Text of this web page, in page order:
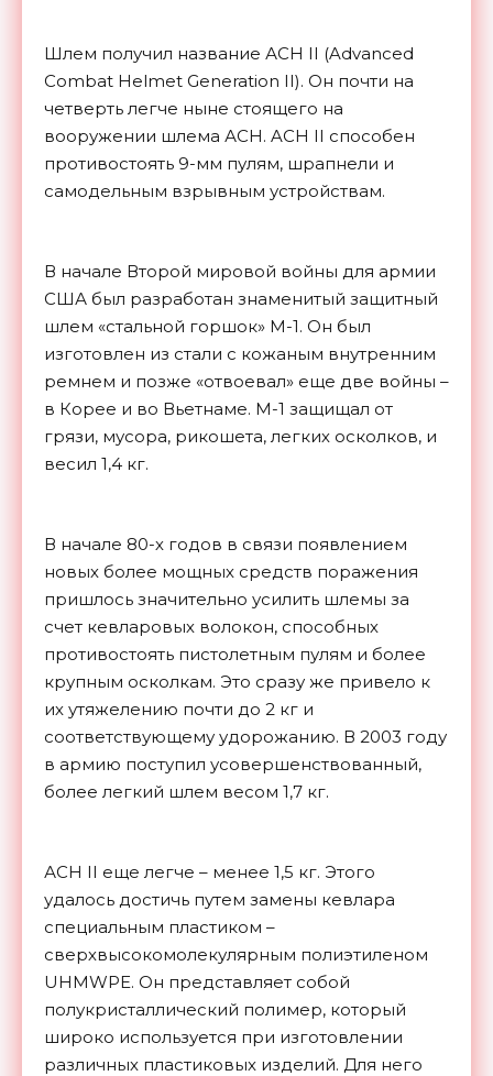
Шлем получил название АСН II (Advanced
Combat Helmet Generation II). Он почти на
четверть легче ныне стоящего на
вооружении шлема АСН. ACH II способен
противостоять 9-мм пулям, шрапнели и
самодельным взрывным устройствам.
В начале Второй мировой войны для армии
США был разработан знаменитый защитный
шлем «стальной горшок» М-1. Он был
изготовлен из стали с кожаным внутренним
ремнем и позже «отвоевал» еще две войны –
в Корее и во Вьетнаме. М-1 защищал от
грязи, мусора, рикошета, легких осколков, и
весил 1,4 кг.
В начале 80-х годов в связи появлением
новых более мощных средств поражения
пришлось значительно усилить шлемы за
счет кевларовых волокон, способных
противостоять пистолетным пулям и более
крупным осколкам. Это сразу же привело к
их утяжелению почти до 2 кг и
соответствующему удорожанию. В 2003 году
в армию поступил усовершенствованный,
более легкий шлем весом 1,7 кг.
АСН II еще легче – менее 1,5 кг. Этого
удалось достичь путем замены кевлара
специальным пластиком –
сверхвысокомолекулярным полиэтиленом
UHMWPE. Он представляет собой
полукристаллический полимер, который
широко используется при изготовлении
различных пластиковых изделий. Для него